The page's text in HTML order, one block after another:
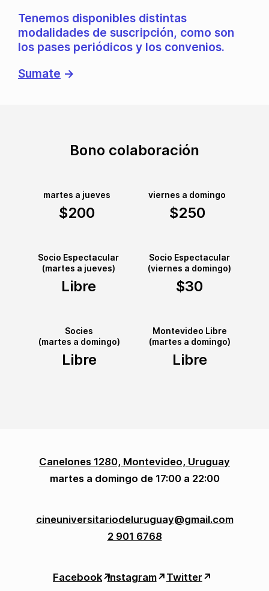
Tenemos disponibles distintas
modalidades de suscripción, como son
los pases periódicos y los convenios.
Sumate →
Bono colaboración
martes a jueves
$200
viernes a domingo
$250
Socio Espectacular
(martes a jueves)
Libre
Socio Espectacular
(viernes a domingo)
$30
Socies
(martes a domingo)
Libre
Montevideo Libre
(martes a domingo)
Libre
Canelones 1280, Montevideo, Uruguay
martes a domingo de 17:00 a 22:00
cineuniversitariodeluruguay@gmail.com
2 901 6768
Facebook↗︎Instagram↗︎ Twitter ↗︎